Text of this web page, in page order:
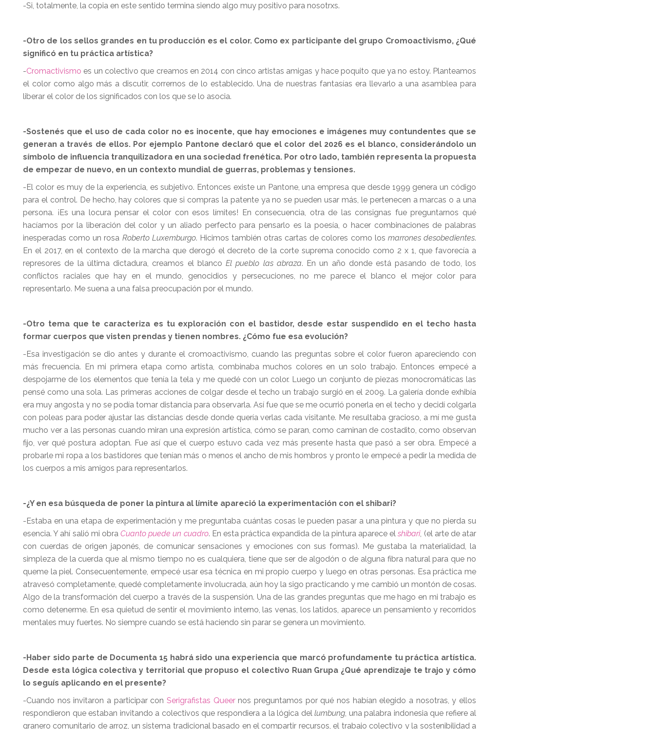
-Si, totalmente, la copia en este sentido termina siendo algo muy positivo para nosotrxs.
-Otro de los sellos grandes en tu producción es el color. Como ex participante del grupo Cromoactivismo, ¿Qué
significó en tu práctica artística?
-Cromactivismo es un colectivo que creamos en 2014 con cinco artistas amigas y hace poquito que ya no estoy. Planteamos
el color como algo más a discutir, corrernos de lo establecido. Una de nuestras fantasías era llevarlo a una asamblea para
liberar el color de los significados con los que se lo asocia.
-Sostenés que el uso de cada color no es inocente, que hay emociones e imágenes muy contundentes que se
generan a través de ellos. Por ejemplo Pantone declaró que el color del 2026 es el blanco, considerándolo un
símbolo de influencia tranquilizadora en una sociedad frenética. Por otro lado, también representa la propuesta
de empezar de nuevo, en un contexto mundial de guerras, problemas y tensiones.
-El color es muy de la experiencia, es subjetivo. Entonces existe un Pantone, una empresa que desde 1999 genera un código
para el control. De hecho, hay colores que si compras la patente ya no se pueden usar más, le pertenecen a marcas o a una
persona. ¡Es una locura pensar el color con esos límites! En consecuencia, otra de las consignas fue preguntarnos qué
hacíamos por la liberación del color y un aliado perfecto para pensarlo es la poesía, o hacer combinaciones de palabras
inesperadas como un rosa Roberto Luxemburgo. Hicimos también otras cartas de colores como los marrones desobedientes.
En el 2017, en el contexto de la marcha que derogó el decreto de la corte suprema conocido como 2 x 1, que favorecía a
represores de la última dictadura, creamos el blanco El pueblo las abraza. En un año donde está pasando de todo, los
conflictos raciales que hay en el mundo, genocidios y persecuciones, no me parece el blanco el mejor color para
representarlo. Me suena a una falsa preocupación por el mundo.
-Otro tema que te caracteriza es tu exploración con el bastidor, desde estar suspendido en el techo hasta
formar cuerpos que visten prendas y tienen nombres. ¿Cómo fue esa evolución?
-Esa investigación se dio antes y durante el cromoactivismo, cuando las preguntas sobre el color fueron apareciendo con
más frecuencia. En mi primera etapa como artista, combinaba muchos colores en un solo trabajo. Entonces empecé a
despojarme de los elementos que tenía la tela y me quedé con un color. Luego un conjunto de piezas monocromáticas las
pensé como una sola. Las primeras acciones de colgar desde el techo un trabajo surgió en el 2009. La galería donde exhibía
era muy angosta y no se podía tomar distancia para observarla. Así fue que se me ocurrió ponerla en el techo y decidí colgarla
con poleas para poder ajustar las distancias desde donde quería verlas cada visitante. Me resultaba gracioso, a mí me gusta
mucho ver a las personas cuando miran una expresión artística, cómo se paran, como caminan de costadito, como observan
fijo, ver qué postura adoptan. Fue así que el cuerpo estuvo cada vez más presente hasta que pasó a ser obra. Empecé a
probarle mi ropa a los bastidores que tenían más o menos el ancho de mis hombros y pronto le empecé a pedir la medida de
los cuerpos a mis amigos para representarlos.
-¿Y en esa búsqueda de poner la pintura al límite apareció la experimentación con el shibari?
-Estaba en una etapa de experimentación y me preguntaba cuántas cosas le pueden pasar a una pintura y que no pierda su
esencia. Y ahí salió mi obraCuanto puede un cuadro. En esta práctica expandida de la pintura aparece elshibari, (el arte de atar
con cuerdas de origen japonés, de comunicar sensaciones y emociones con sus formas). Me gustaba la materialidad, la
simpleza de la cuerda que al mismo tiempo no es cualquiera, tiene que ser de algodón o de alguna fibra natural para que no
queme la piel. Consecuentemente, empecé usar esa técnica en mi propio cuerpo y luego en otras personas. Esa práctica me
atravesó completamente, quedé completamente involucrada, aún hoy la sigo practicando y me cambió un montón de cosas.
Algo de la transformación del cuerpo a través de la suspensión. Una de las grandes preguntas que me hago en mi trabajo es
como detenerme. En esa quietud de sentir el movimiento interno, las venas, los latidos, aparece un pensamiento y recorridos
mentales muy fuertes. No siempre cuando se está haciendo sin parar se genera un movimiento.
-Haber sido parte de Documenta 15 habrá sido una experiencia que marcó profundamente tu práctica artística.
Desde esta lógica colectiva y territorial que propuso el colectivo Ruan Grupa ¿Qué aprendizaje te trajo y cómo
lo seguís aplicando en el presente?
-Cuando nos invitaron a participar con Serigrafistas Queernos preguntamos por qué nos habían elegido a nosotras, y ellos
respondieron que estaban invitando a colectivos que respondiera a la lógica del lumbung, una palabra indonesia que refiere al
granero comunitario de arroz, un sistema tradicional basado en el compartir recursos, el trabajo colectivo y la sostenibilidad a